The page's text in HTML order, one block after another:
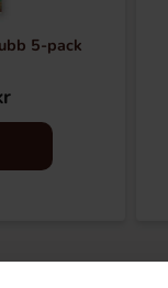
5-pack